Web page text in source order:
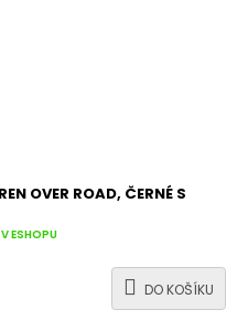
OVER ROAD, ČERNÉ S
ESHOPU
DO KOŠÍKU